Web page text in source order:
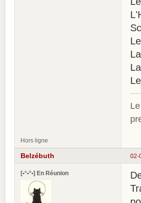
Hors ligne
02-
Belzébuth
[•°•°•] En Réunion